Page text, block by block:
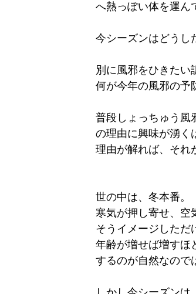
へ熱っぽい体を運ん
今シーズンはどうし
別に風邪をひきたい
何が今年の風邪の予
普段しょっちゅう風
の理由に興味が湧く
理由が解れば、それ
世の中は、冬本番。
寒気が押し寄せ、空
そうイメージしただ
年齢が増せば増すほ
するのが自然なので